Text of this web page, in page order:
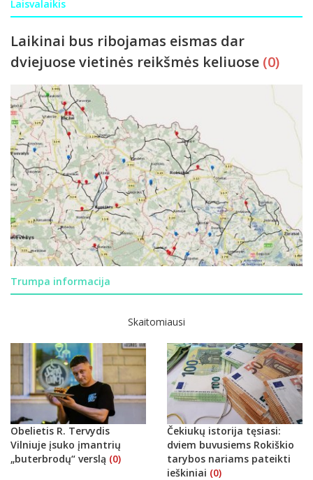
Laisvalaikis
Laikinai bus ribojamas eismas dar
dviejuose vietinės reikšmės keliuose (0)
Trumpa informacija
Skaitomiausi
Obelietis R. Tervydis
Vilniuje įsuko įmantrių
„buterbrodų“ verslą (0)
Čekiukų istorija tęsiasi:
dviem buvusiems Rokiškio
tarybos nariams pateikti
ieškiniai (0)